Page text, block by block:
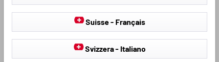
Teli antigrandine
Suisse - Français
Svizzera - Italiano